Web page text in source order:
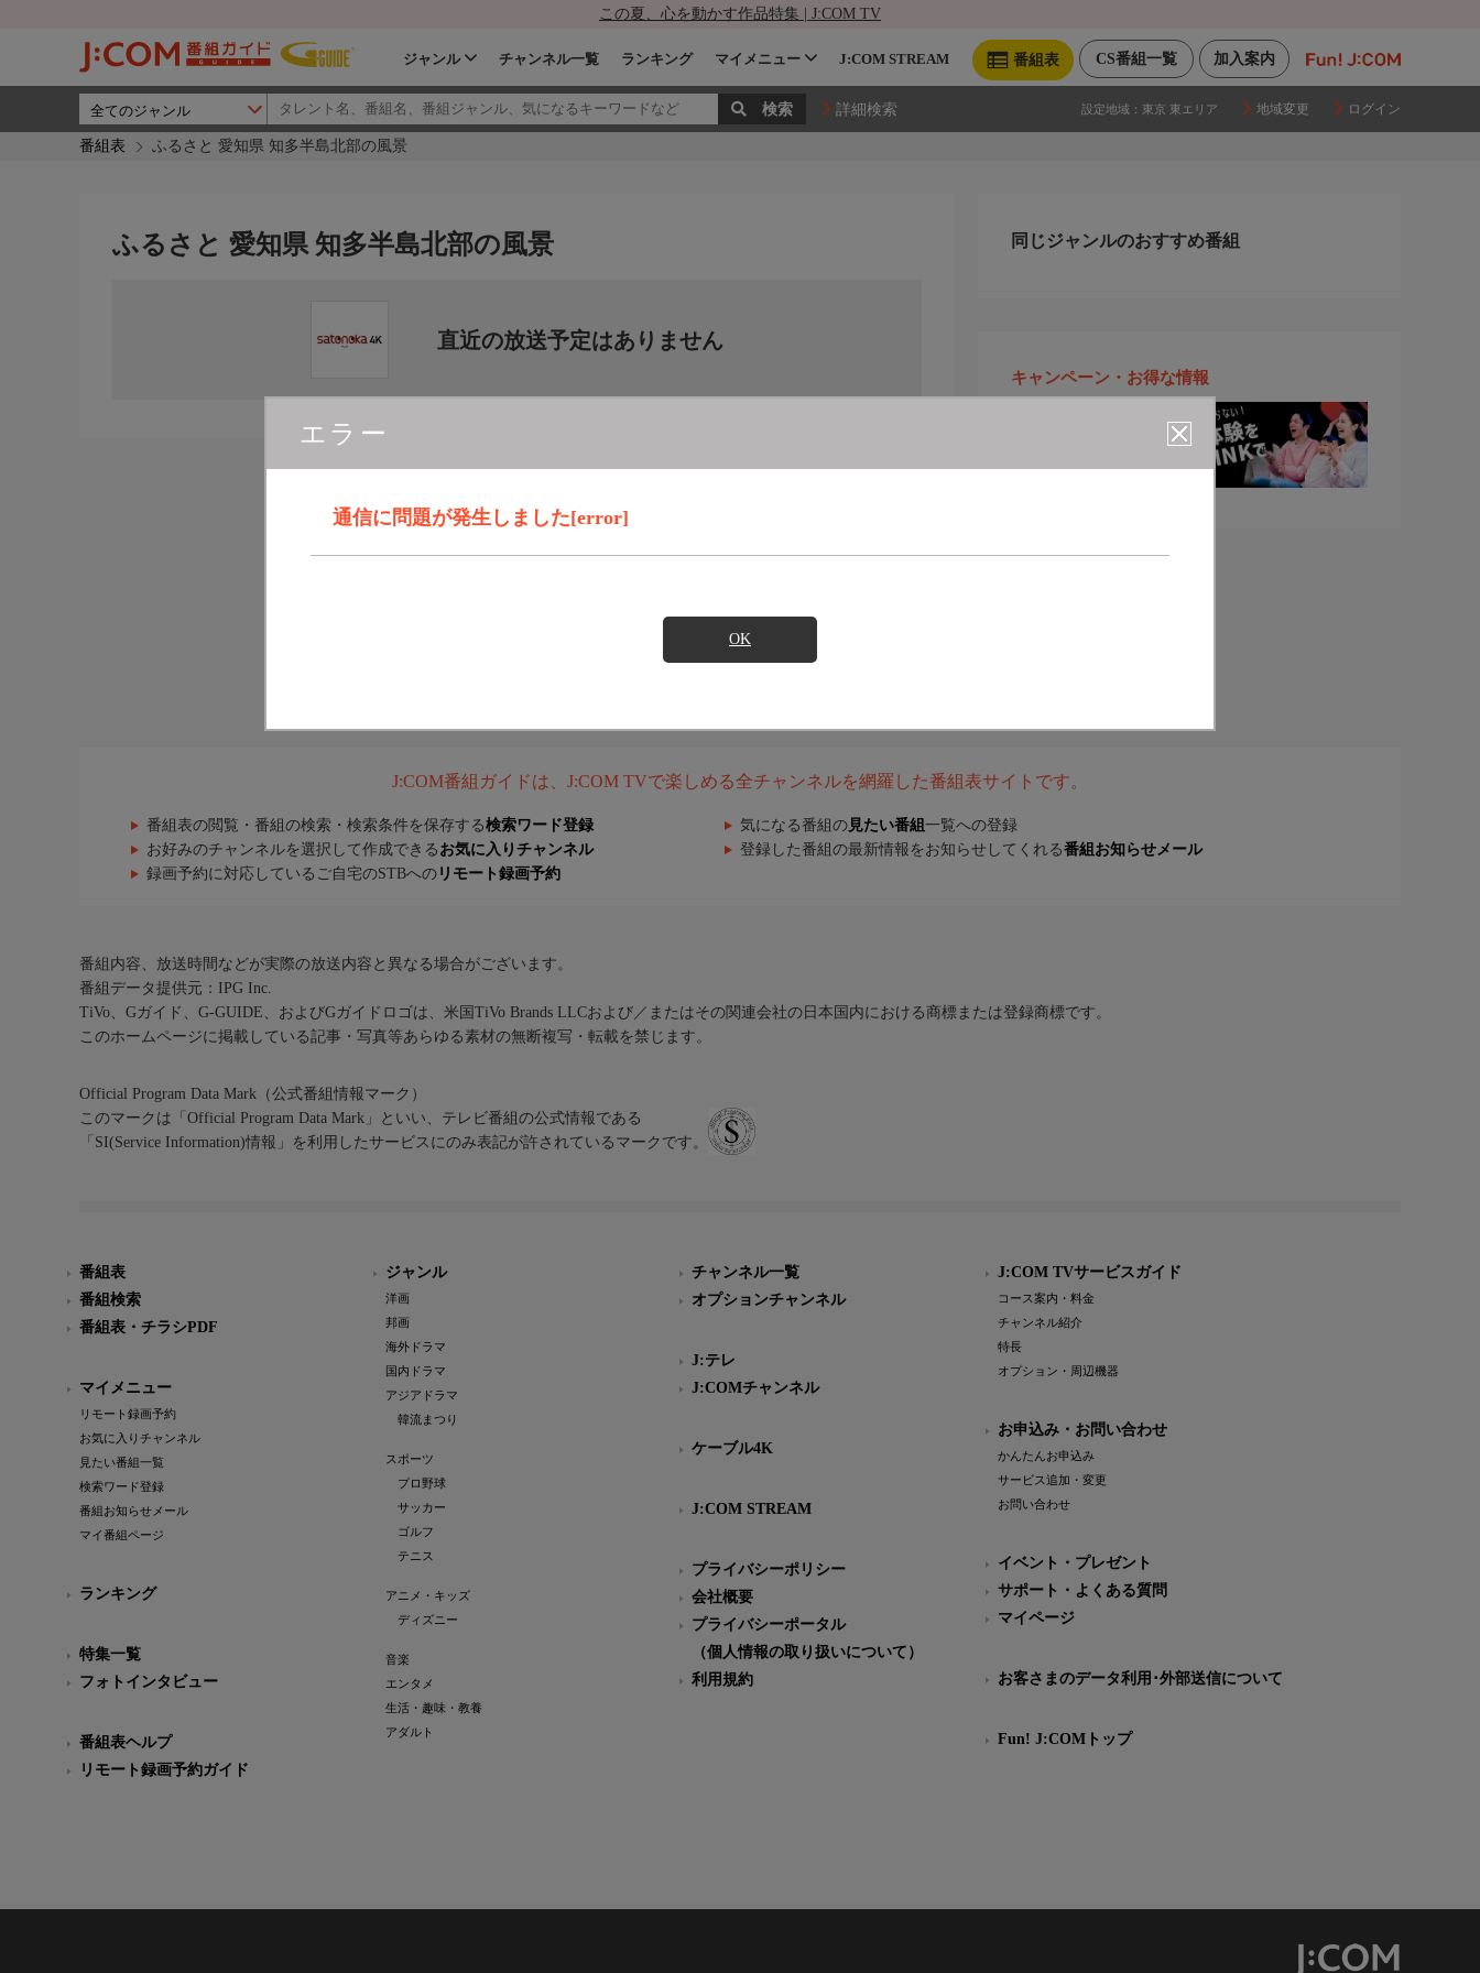
この夏、心を動かす作品特集 | J:COM TV
加入案内
CS番組一覧
番組表
ジャンル チャンネル一覧 ランキング マイメニュー J:COM STREAM
詳細検索 設定地域： 東京 東エリア 地域変更 ログイン
番組表 ふるさと 愛知県 知多半島北部の風景
エラー
通信に問題が発生しました[error]
OK
ふるさと 愛知県 知多半島北部の風景
直近の放送予定はありません
同じジャンルのおすすめ番組
キャンペーン・お得な情報
J:COM番組ガイドは、J:COM TVで楽しめる全チャンネルを網羅した番組表サイトです。
番組表の閲覧・番組の検索・検索条件を保存する検索ワード登録 気になる番組の 見たい番組 一覧への登録
お好みのチャンネルを選択して作成できる お気に入りチャンネル 登録した番組の最新情報をお知らせしてくれる番組お知らせメール
録画予約に対応しているご自宅のSTBへの リモート録画予約
番組内容、放送時間などが実際の放送内容と異なる場合がございます。
番組データ提供元：IPG Inc.
TiVo、Gガイド、G-GUIDE、およびGガイドロゴは、米国TiVo Brands LLCおよび／またはその関連会社の日本国内における商標または登録商標です。
このホームページに掲載している記事・写真等あらゆる素材の無断複写・転載を禁じます。
Official Program Data Mark（公式番組情報マーク）
このマークは「Official Program Data Mark」といい、テレビ番組の公式情報である
「SI(Service Information)情報」を利用したサービスにのみ表記が許されているマークです。
番組表
番組検索
番組表・チラシPDF
マイメニュー
リモート録画予約
お気に入りチャンネル
見たい番組一覧
検索ワード登録
番組お知らせメール
マイ番組ページ
ランキング
特集一覧
フォトインタビュー
番組表ヘルプ
リモート録画予約ガイド
ジャンル
洋画
邦画
海外ドラマ
国内ドラマ
アジアドラマ
韓流まつり
スポーツ
プロ野球
サッカー
ゴルフ
テニス
アニメ・キッズ
ディズニー
音楽
エンタメ
生活・趣味・教養
アダルト
チャンネル一覧
オプションチャンネル
J:テレ
J:COMチャンネル
ケーブル4K
J:COM STREAM
プライバシーポリシー
会社概要
プライバシーポータル
（個人情報の取り扱いについて）
利用規約
J:COM TVサービスガイド
コース案内・料金
チャンネル紹介
特長
オプション・周辺機器
お申込み・お問い合わせ
かんたんお申込み
サービス追加・変更
お問い合わせ
イベント・プレゼント
サポート・よくある質問
マイページ
お客さまのデータ利用･外部送信について
Fun! J:COMトップ